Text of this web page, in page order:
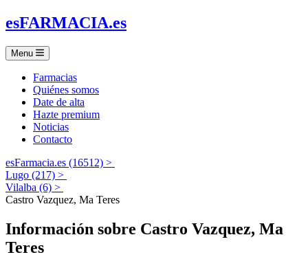
esFARMACIA.es
Menu
Farmacias
Quiénes somos
Date de alta
Hazte premium
Noticias
Contacto
esFarmacia.es (16512) >
Lugo (217) >
Vilalba (6) >
Castro Vazquez, Ma Teres
Información sobre Castro Vazquez, Ma
Teres